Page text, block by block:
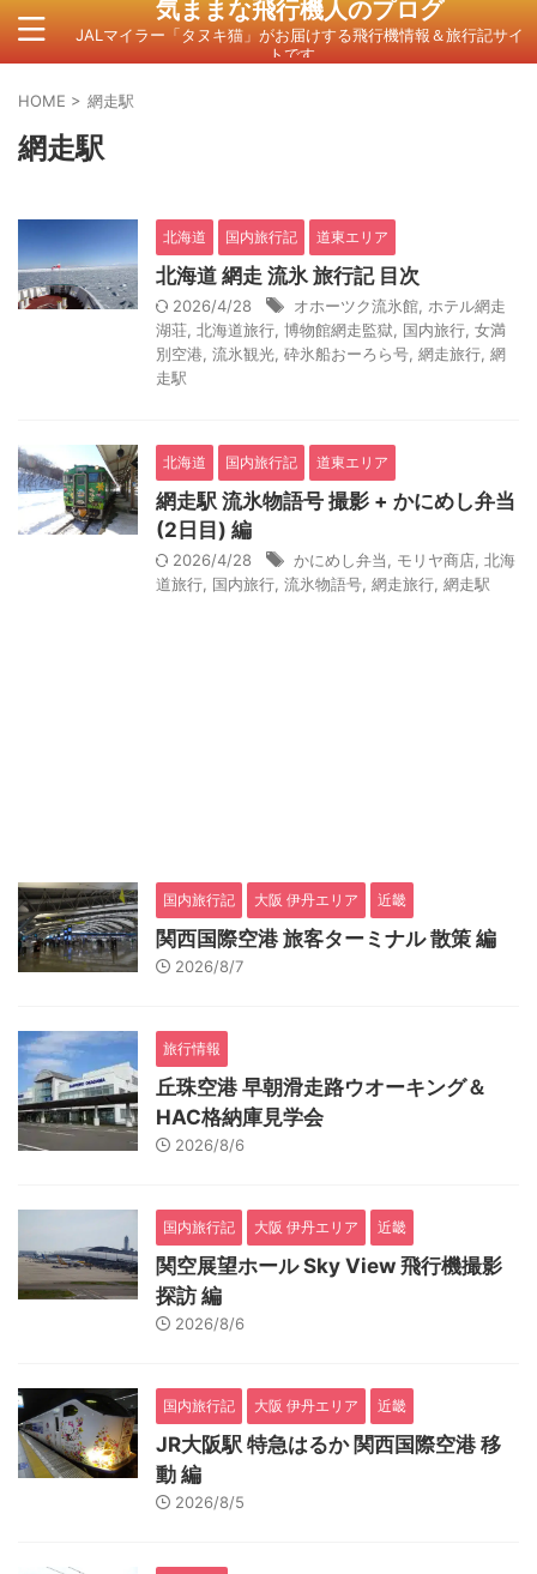
気ままな飛行機人のプログ
JALマイラー「タヌキ猫」がお届けする飛行機情報＆旅行記サイ
トです。
HOME > 網走駅
網走駅
北海道 国内旅行記 道東エリア
北海道 網走 流氷 旅行記 目次
2026/4/28 オホーツク流氷館 ホテル網走
湖荘 北海道旅行 博物館網走監獄 国内旅行 女満
別空港 流氷観光 砕氷船おーろら号 網走旅行 網
走駅
北海道 国内旅行記 道東エリア
網走駅 流氷物語号 撮影 + かにめし弁当
(2日目) 編
2026/4/28 かにめし弁当 モリヤ商店 北海
道旅行 国内旅行 流氷物語号 網走旅行 網走駅
国内旅行記 大阪 伊丹エリア 近畿
関西国際空港 旅客ターミナル 散策 編
2026/8/7
旅行情報
丘珠空港 早朝滑走路ウオーキング＆
HAC格納庫見学会
2026/8/6
国内旅行記 大阪 伊丹エリア 近畿
関空展望ホール Sky View 飛行機撮影
探訪 編
2026/8/6
国内旅行記 大阪 伊丹エリア 近畿
JR大阪駅 特急はるか 関西国際空港 移
動 編
2026/8/5